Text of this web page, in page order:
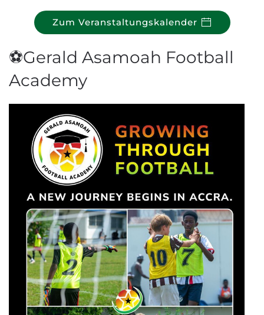
Zum Veranstaltungskalender
⚽Gerald Asamoah Football
Academy